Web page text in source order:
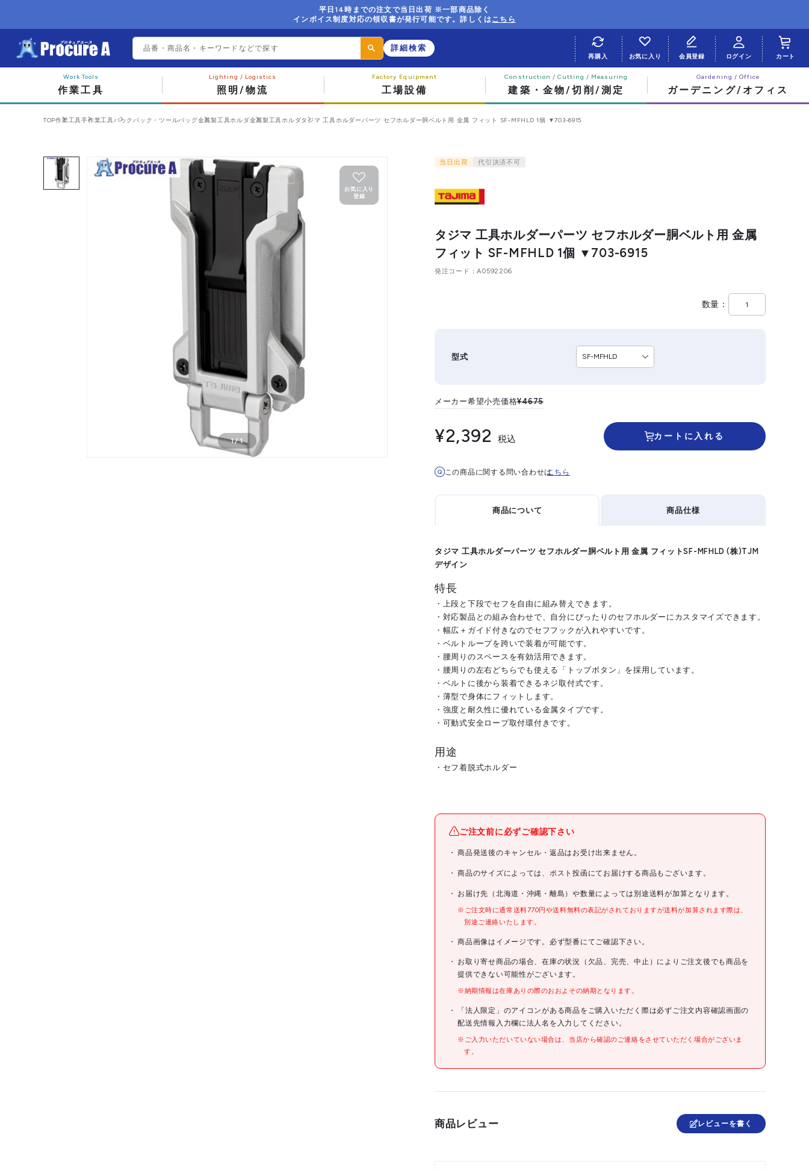
平日14時までの注文で当日出荷 ※一部商品除く
インボイス制度対応の領収書が発行可能です。詳しくはこちら
詳細検索
作業工具 照明/物流 工場設備 建築・金物/切削/測定 ガーデニング/オフィス
再購入 お気に入り 会員登録 ログイン カート
TOP作業工具手作業工具バックパック・ツールバッグ金属製工具ホルダ金属製工具ホルダタジマ 工具ホルダーパーツ セフホルダー胴ベルト用 金属 フィット SF-MFHLD 1個 ▼703-6915
1/1
お気に入り
登録
当日出荷 代引決済不可
タジマ 工具ホルダーパーツ セフホルダー胴ベルト用 金属
フィット SF-MFHLD 1個 ▼703-6915
発注コード A0592206
数量
型式
メーカー希望小売価格¥4675
¥2,392 税込 カートに入れる
この商品に関する問い合わせはこちら
商品について
タジマ 工具ホルダーパーツ セフホルダー胴ベルト用 金属 フィットSF-MFHLD (株)TJM
デザイン
特長
・上段と下段でセフを自由に組み替えできます。
・対応製品との組み合わせで、自分にぴったりのセフホルダーにカスタマイズできます。
・幅広＋ガイド付きなのでセフフックが入れやすいです。
・ベルトループを跨いで装着が可能です。
・腰周りのスペースを有効活用できます。
・腰周りの左右どちらでも使える「トップボタン」を採用しています。
・ベルトに後から装着できるネジ取付式です。
・薄型で身体にフィットします。
・強度と耐久性に優れている金属タイプです。
・可動式安全ロープ取付環付きです。
用途
・セフ着脱式ホルダー
商品仕様
ブランド名 タジマ
商品名
タジマ 工具ホルダーパーツ セフホルダー胴ベルト用 金属 フィ
ット
型式 SF-MFHLD
メーカー希望小売価格 4250円(税抜)
JANコード 4975364361967
●奥行(mm):51
●高さ(mm):16
●色:銀
ご注文前に必ずご確認下さい
商品発送後のキャンセル・返品はお受け出来ません。
商品のサイズによっては、ポスト投函にてお届けする商品もございます。
お届け先（北海道・沖縄・離島）や数量によっては別途送料が加算となります。
※ご注文時に通常送料770円や送料無料の表記がされておりますが送料が加算されます際は、
別途ご連絡いたします。
商品画像はイメージです。必ず型番にてご確認下さい。
お取り寄せ商品の場合、在庫の状況（欠品、完売、中止）によりご注文後でも商品を
提供できない可能性がございます。
※納期情報は在庫ありの際のおおよその納期となります。
「法人限定」のアイコンがある商品をご購入いただく際は必ずご注文内容確認画面の
配送先情報入力欄に法人名を入力してください。
※ご入力いただいていない場合は、当店から確認のご連絡をさせていただく場合がございま
す。
商品レビュー レビューを書く